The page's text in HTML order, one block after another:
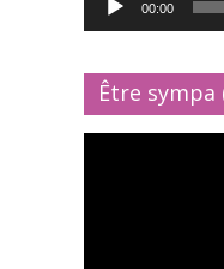
00:00
Être sympa